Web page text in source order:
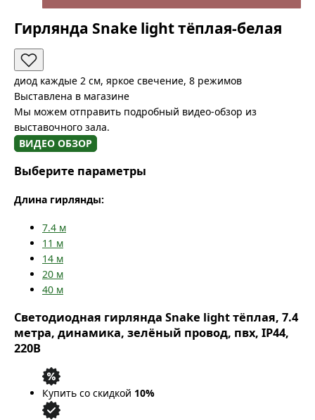
Гирлянда Snake light тёплая-белая
диод каждые 2 см, яркое свечение, 8 режимов
Выставлена в магазине
Мы можем отправить подробный видео-обзор из
выставочного зала.
ВИДЕО ОБЗОР
Выберите параметры
Длина гирлянды:
7.4 м
11 м
14 м
20 м
40 м
Светодиодная гирлянда Snake light тёплая, 7.4
метра, динамика, зелёный провод, пвх, IP44,
220В
Купить со скидкой 10%